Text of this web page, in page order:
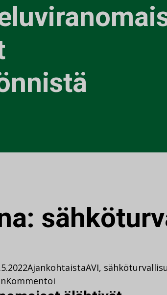
AjankohtaistaAVI,
Kommentoi